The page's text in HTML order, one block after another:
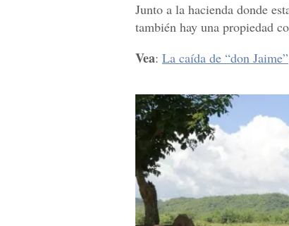
Junto a la hacienda donde
también hay una propiedad
Vea: La caída de “don